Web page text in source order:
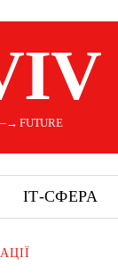
FUTURE
ІТ-СФЕРА